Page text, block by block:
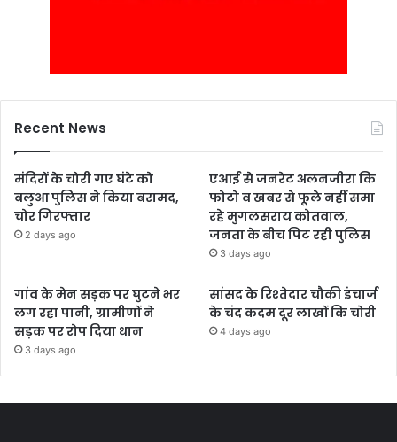
Recent News
मंदिरों के चोरी गए घंटे को
बलुआ पुलिस ने किया बरामद,
चोर गिरफ्तार
2 days ago
एआई से जनरेट अलनजीरा कि
फोटो व खबर से फूले नहीं समा
रहे मुगलसराय कोतवाल,
जनता के बीच पिट रही पुलिस
3 days ago
गांव के मेन सड़क पर घुटने भर
लग रहा पानी, ग्रामीणों ने
सड़क पर रोप दिया धान
3 days ago
सांसद के रिश्तेदार चौकी इंचार्ज
के चंद कदम दूर लाखों कि चोरी
4 days ago